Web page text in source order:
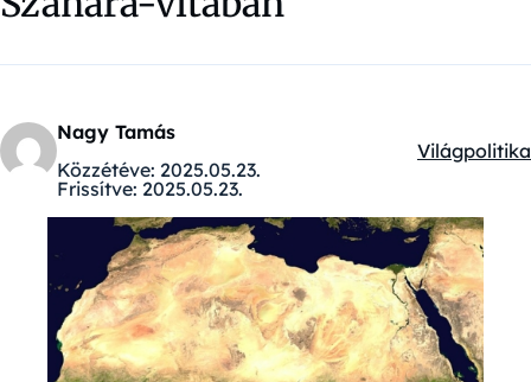
Nagy Tamás
Közzétéve: 2025.05.23.
Frissítve: 2025.05.23.
Kategóriák:
Világpolitika